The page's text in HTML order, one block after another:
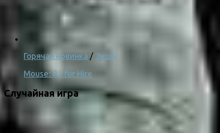
Горячая новинка / Экшн
Mouse: P.I. for Hire
Случайная игра